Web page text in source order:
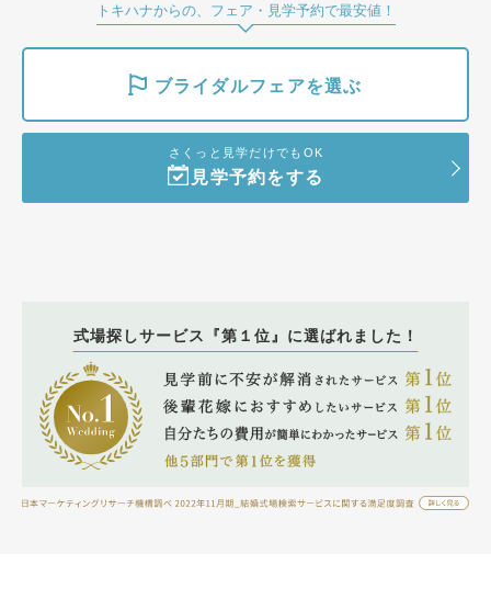
トキハナからの、フェア・見学予約で最安値！
ブライダルフェアを選ぶ
さくっと見学だけでもOK
見学予約をする
式場探しサービス『第１位』に選ばれました！